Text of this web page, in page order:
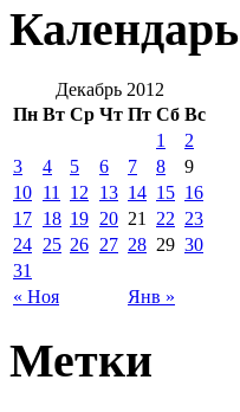
Календарь
Декабрь 2012
Пн Вт Ср Чт Пт Сб Вс
« Ноя Янв »
1
2
3
4 5 6 7 8
9
10 11 12 13 14 15 16
17 18 19 20 21 22 23
24 25 26 27 28 29 30
31
Метки